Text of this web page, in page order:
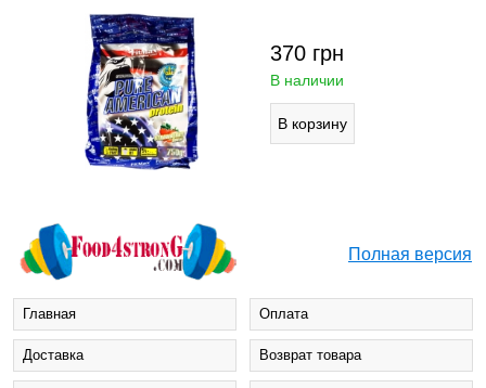
370 грн
В наличии
Полная версия
Главная Оплата
Доставка Возврат товара